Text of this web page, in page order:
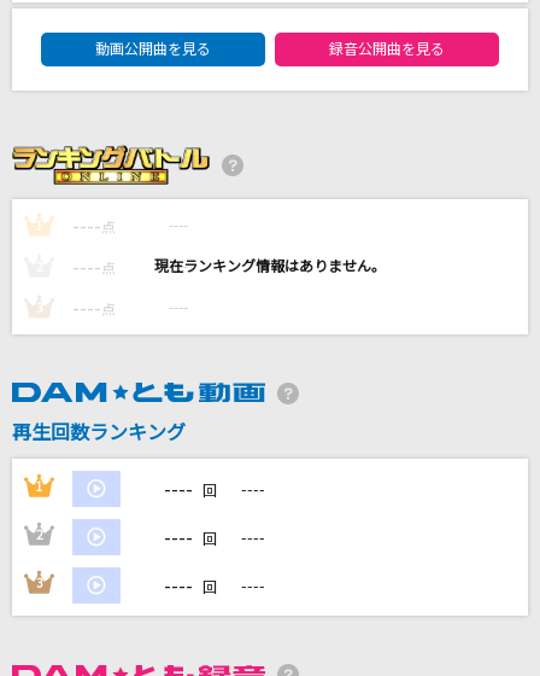
[生音]I Will Always Love You [オールウェイ
ズ・ラヴ・ユー]
HONEY
夢をあきらめないで
DAMの新曲・ランキングなど
DAM★ともボーカルエントリーランキング
動画公開曲を見る
録音公開曲を見る
1 ---- 点 ----
---- 点 ----
3 ---- 点 ----
再生回数ランキング
1 ---- 回 ----
2 ---- 回 ----
3 ---- 回 ----